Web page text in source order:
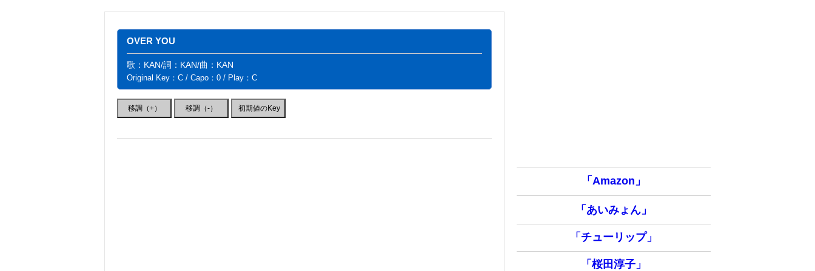
OVER YOU
歌：KAN/詞：KAN/曲：KAN
Original Key：C / Capo：0 / Play：C
「Amazon」
「あいみょん」
「チューリップ」
「桜田淳子」